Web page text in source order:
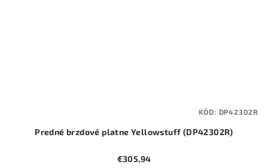
Predné brzdové platne Yellowstuff (DP42302R)
€305,94
KÓD: DP42302R